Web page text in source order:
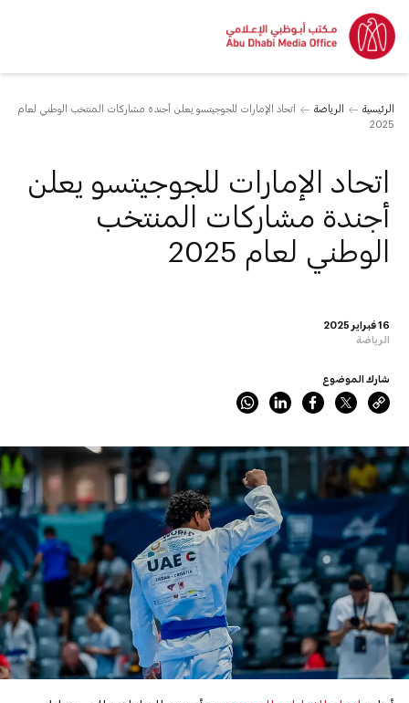
الرئيسية الرياضة
اتحاد الإمارات للجوجيتسو يعلن أجندة مشاركات المنتخب الوطني لعام
2025
16 فبراير 2025
الرياضة
اتحاد الإمارات للجوجيتسو يعلن
أجندة مشاركات المنتخب
الوطني لعام 2025
شارك الموضوع